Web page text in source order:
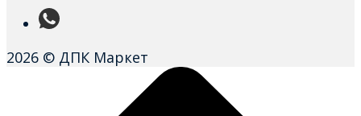
2026 © ДПК Маркет